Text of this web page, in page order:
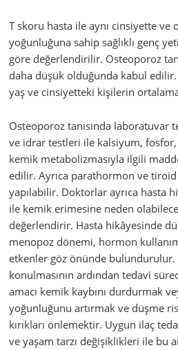
T skoru hasta ile aynı cinsiyette ve
yoğunluğuna sahip sağlıklı genç
göre değerlendirilir. Osteoporoz
daha düşük olduğunda kabul edilir.
yaş ve cinsiyetteki kişilerin
Osteoporoz tanısında laboratuvar
ve idrar testleri ile kalsiyum,
kemik metabolizmasıyla ilgili
edilir. Ayrıca parathormon ve
yapılabilir. Doktorlar ayrıca hasta
ile kemik erimesine neden
değerlendirir. Hasta hikâyesinde
menopoz dönemi, hormon
etkenler göz önünde bulundurulur.
konulmasının ardından tedavi
amacı kemik kaybını durdurmak
yoğunluğunu artırmak ve düşme
kırıkları önlemektir. Uygun ilaç
ve yaşam tarzı değişiklikleri ile bu